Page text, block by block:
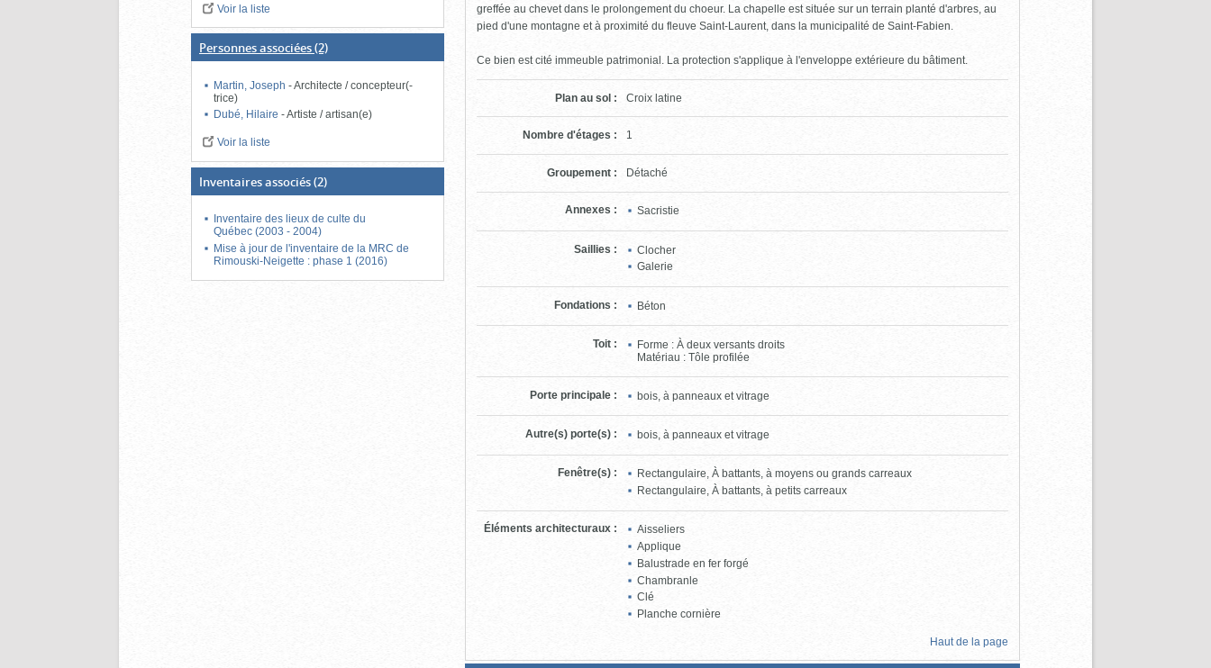
Voir la liste
Personnes associées(2)
Martin, Joseph-Architecte / concepteur(-
trice)
Dubé, Hilaire-Artiste / artisan(e)
Voir la liste
Inventaires associés(2)
Inventaire des lieux de culte du
Québec (2003 - 2004)
Mise à jour de l'inventaire de la MRC de
Rimouski-Neigette : phase 1 (2016)
greffée au chevet dans le prolongement du choeur. La chapelle est située sur un terrain planté d'arbres, au
pied d'une montagne et à proximité du fleuve Saint-Laurent, dans la municipalité de Saint-Fabien.
Ce bien est cité immeuble patrimonial. La protection s'applique à l'enveloppe extérieure du bâtiment.
Plan au sol : Croix latine
Nombre d'étages : 1
Groupement : Détaché
Annexes : Sacristie
Saillies :
Clocher
Galerie
Fondations : Béton
Toit :
Forme : À deux versants droits
Matériau : Tôle profilée
Porte principale : bois, à panneaux et vitrage
Autre(s) porte(s) : bois, à panneaux et vitrage
Fenêtre(s) :
Rectangulaire, À battants, à moyens ou grands carreaux
Rectangulaire, À battants, à petits carreaux
Éléments architecturaux :
Aisseliers
Applique
Balustrade en fer forgé
Chambranle
Clé
Planche cornière
Haut de la page